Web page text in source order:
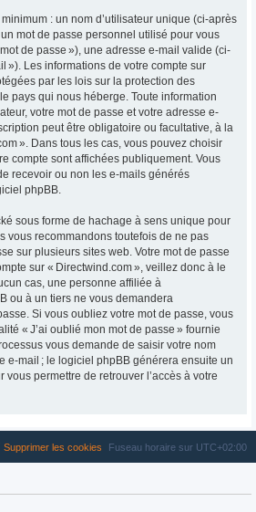
: un nom d’utilisateur unique (ci-après
mot de passe personnel utilisé pour vous
de passe »), une adresse e-mail valide (ci-
»). Les informations de votre compte sur
par les lois sur la protection des
pays qui nous héberge. Toute information
votre mot de passe et votre adresse e-
peut être obligatoire ou facultative, à la
». Dans tous les cas, vous pouvez choisir
compte sont affichées publiquement. Vous
recevoir ou non les e-mails générés
phpBB.
sous forme de hachage à sens unique pour
vous recommandons toutefois de ne pas
sur plusieurs sites web. Votre mot de passe
sur « Directwind.com », veillez donc à le
cas, une personne affiliée à
ou à un tiers ne vous demandera
Si vous oubliez votre mot de passe, vous
« J’ai oublié mon mot de passe » fournie
vous demande de saisir votre nom
e-mail ; le logiciel phpBB générera ensuite un
permettre de retrouver l’accès à votre
Fuseau horaire sur UTC+02:00
Supprimer les cookies